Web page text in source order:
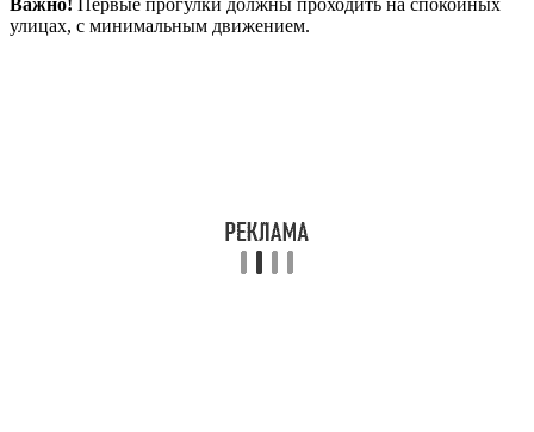
Важно! Первые прогулки должны проходить на спокойных
улицах, с минимальным движением.